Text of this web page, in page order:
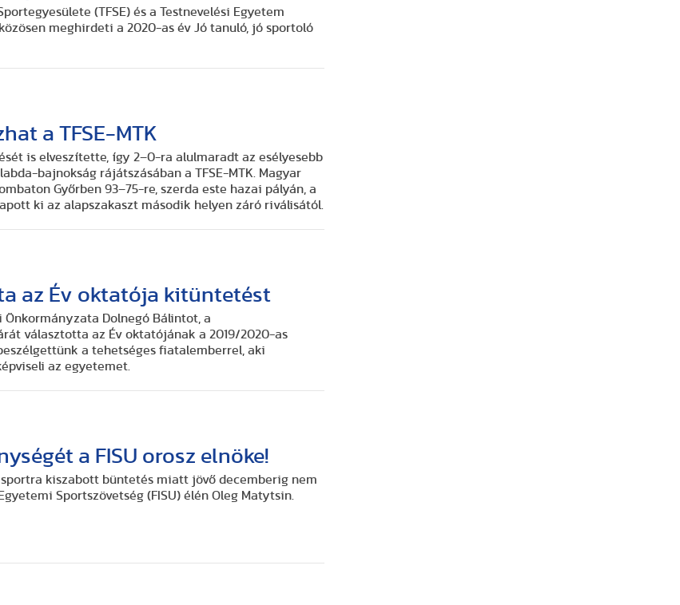
(TFSE) és a Testnevelési Egyetem
meghirdeti a 2020-as év Jó tanuló, jó sportoló
a TFSE-MTK
is elveszítette, így 2–0-ra alulmaradt az esélyesebb
bajnokság rájátszásában a TFSE-MTK. Magyar
Győrben 93–75-re, szerda este hazai pályán, a
ki az alapszakaszt második helyen záró riválisától.
az Év oktatója kitüntetést
Önkormányzata Dolnegó Bálintot, a
választotta az Év oktatójának a 2019/2020-as
a tehetséges fiatalemberrel, aki
az egyetemet.
a FISU orosz elnöke!
kiszabott büntetés miatt jövő decemberig nem
Sportszövetség (FISU) élén Oleg Matytsin.